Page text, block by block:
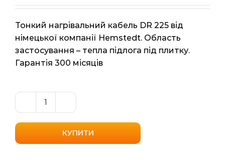
Тонкий нагрівальний кабель DR 225 від
німецької компанії Hemstedt. Область
застосування – тепла підлога під плитку.
Гарантія 300 місяців
Тонкий
нагрівальний
кабель
Hemstedt
КУПИТИ